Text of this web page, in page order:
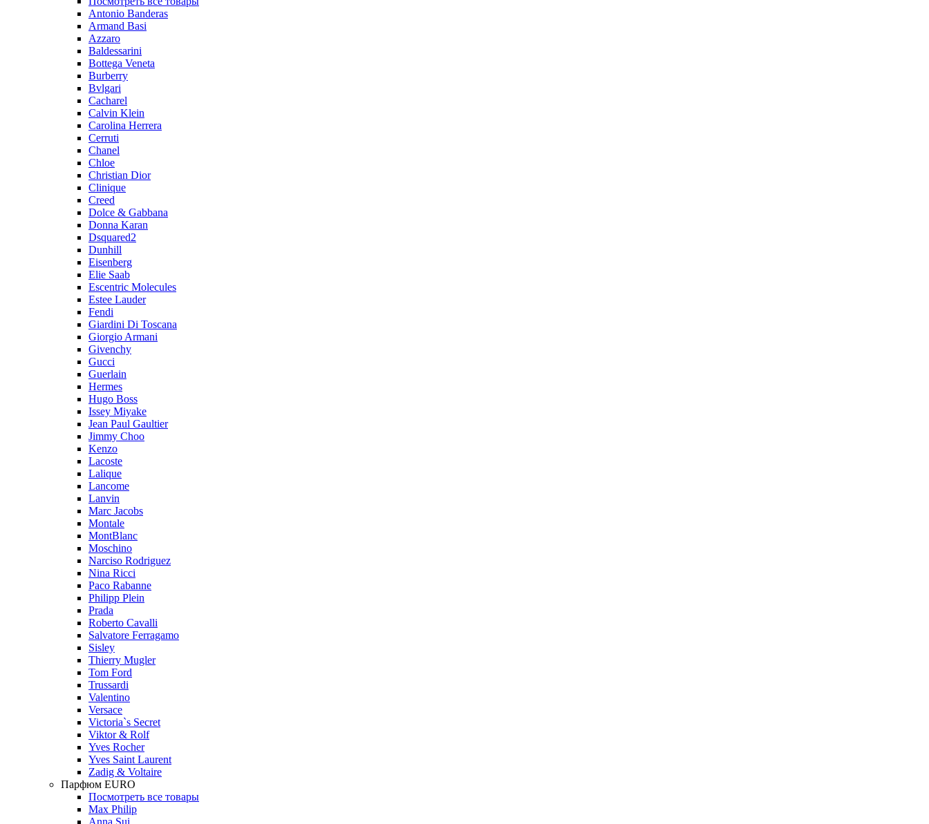
Antonio Banderas
Armand Basi
Azzaro
Baldessarini
Bottega Veneta
Burberry
Bvlgari
Cacharel
Calvin Klein
Carolina Herrera
Cerruti
Chanel
Chloe
Christian Dior
Clinique
Creed
Dolce & Gabbana
Donna Karan
Dsquared2
Dunhill
Eisenberg
Elie Saab
Escentric Molecules
Estee Lauder
Fendi
Giardini Di Toscana
Giorgio Armani
Givenchy
Gucci
Guerlain
Hermes
Hugo Boss
Issey Miyake
Jean Paul Gaultier
Jimmy Choo
Kenzo
Lacoste
Lalique
Lancome
Lanvin
Marc Jacobs
Montale
MontBlanc
Moschino
Narciso Rodriguez
Nina Ricci
Paco Rabanne
Philipp Plein
Prada
Roberto Cavalli
Salvatore Ferragamo
Sisley
Thierry Mugler
Tom Ford
Trussardi
Valentino
Versace
Victoria`s Secret
Viktor & Rolf
Yves Rocher
Yves Saint Laurent
Zadig & Voltaire
Парфюм EURO
Посмотреть все товары
Max Philip
Anna Sui